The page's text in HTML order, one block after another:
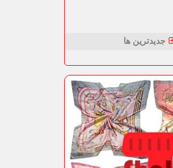
جدیدترین ها